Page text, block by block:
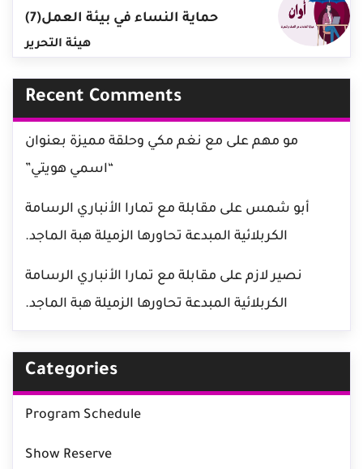
حماية النساء في بيئة العمل(7)
هيئة التحرير
Recent Comments
مو مهم على مع نغم مكي وحلقة مميزة بعنوان
“اسمي هويتي”
أبو شمس على مقابلة مع تمارا الأنباري الرسامة
الكربلائية المبدعة تحاورها الزميلة هبة الماجد.
نصير لازم على مقابلة مع تمارا الأنباري الرسامة
الكربلائية المبدعة تحاورها الزميلة هبة الماجد.
Categories
Program Schedule
Show Reserve